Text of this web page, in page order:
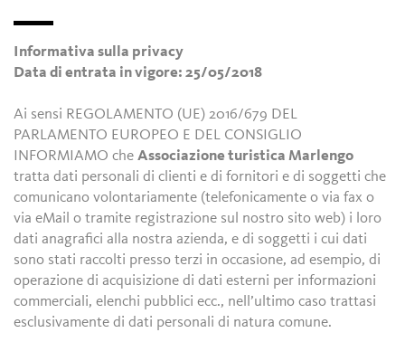
Informativa sulla privacy
Data di entrata in vigore: 25/05/2018
Ai sensi REGOLAMENTO (UE) 2016/679 DEL
PARLAMENTO EUROPEO E DEL CONSIGLIO
INFORMIAMO cheAssociazione turistica Marlengo
tratta dati personali di clienti e di fornitori e di soggetti che
comunicano volontariamente (telefonicamente o via fax o
via eMail o tramite registrazione sul nostro sito web) i loro
dati anagrafici alla nostra azienda, e di soggetti i cui dati
sono stati raccolti presso terzi in occasione, ad esempio, di
operazione di acquisizione di dati esterni per informazioni
commerciali, elenchi pubblici ecc., nell’ultimo caso trattasi
esclusivamente di dati personali di natura comune.